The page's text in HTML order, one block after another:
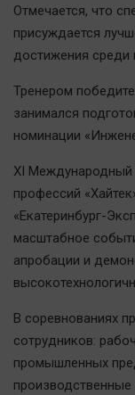
Отраслевые темы
Hедвижимость
Автомобили
XX век:
Медиаграмотность
Медицина
Прогулки по городу
Челябинск
Другие рубрики
Отмечается, что
присуждается
достижения среди
Тренером
занимался
номинации
XI Международный
профессий
«Екатеринбург-
масштабное
апробации и
В соревнованиях
сотрудников:
промышленных